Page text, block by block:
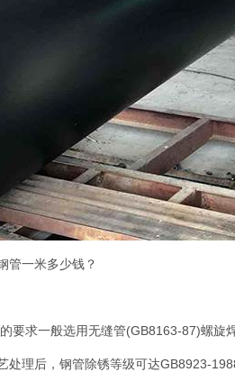
管一米多少钱？
要求一般选用无缝管(GB8163-87)螺旋
处理后，钢管除锈等级可达GB8923-